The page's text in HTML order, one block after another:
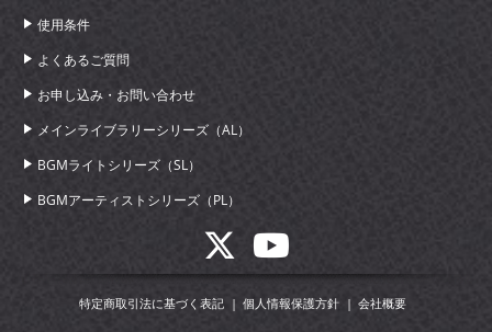
使用条件
よくあるご質問
お申し込み・お問い合わせ
メインライブラリーシリーズ（AL）
BGMライトシリーズ（SL）
BGMアーティストシリーズ（PL）
特定商取引法に基づく表記 個人情報保護方針 会社概要